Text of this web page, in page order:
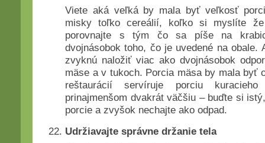
Viete aká veľká by mala byť veľkosť
misky toľko cereálií, koľko si myslíte
porovnajte s tým čo sa píše na
dvojnásobok toho, čo je uvedené na obale.
zvyknú naložiť viac ako dvojnásobok
mäse a v tukoch. Porcia mäsa by mala byť
reštaurácií servíruje porciu
prinajmenšom dvakrát väčšiu – buďte si
porcie a zvyšok nechajte ako odpad.
Udržiavajte správne držanie tela